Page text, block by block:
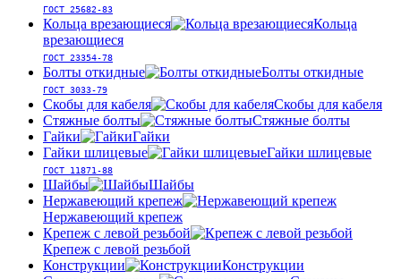
ГОСТ 25682-83
Кольца врезающиеся
Кольца
врезающиеся
ГОСТ 23354-78
Болты откидные Болты откидные
ГОСТ 3033-79
Скобы для кабеля
Скобы для кабеля
Стяжные болты
Стяжные болты
Гайки
Гайки
Гайки шлицевые
Гайки шлицевые
ГОСТ 11871-88
Шайбы
Шайбы
Нержавеющий крепеж
Нержавеющий крепеж
Крепеж с левой резьбой
Крепеж с левой резьбой
Конструкции
Конструкции